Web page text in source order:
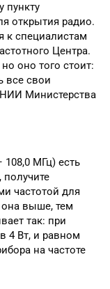
пункту
открытия радио.
к специалистам
Центра.
оно того стоит:
все свои
Министерства
108,0 МГц) есть
частотой для
она выше, тем
так: при
4 Вт, и равном
на частоте